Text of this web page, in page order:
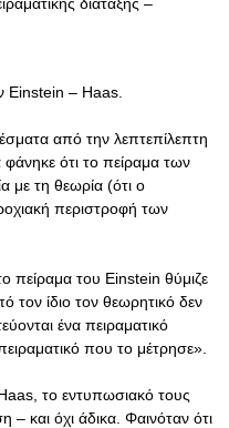
Einstein – Haas.
από την λεπτεπίλεπτη
φάνηκε ότι το πείραμα των
με τη θεωρία (ότι ο
περιστροφή των
πείραμα του Einstein θύμιζε
τον ίδιο τον θεωρητικό δεν
ένα πειραματικό
που το μέτρησε».
το εντυπωσιακό τους
και όχι άδικα. Φαινόταν ότι